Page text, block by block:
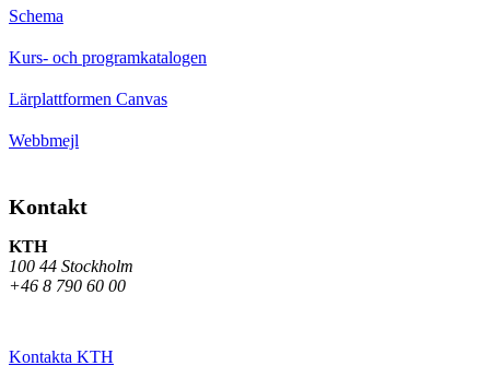
Schema
Kurs- och programkatalogen
Lärplattformen Canvas
Webbmejl
Kontakt
KTH
100 44 Stockholm
+46 8 790 60 00
Kontakta KTH